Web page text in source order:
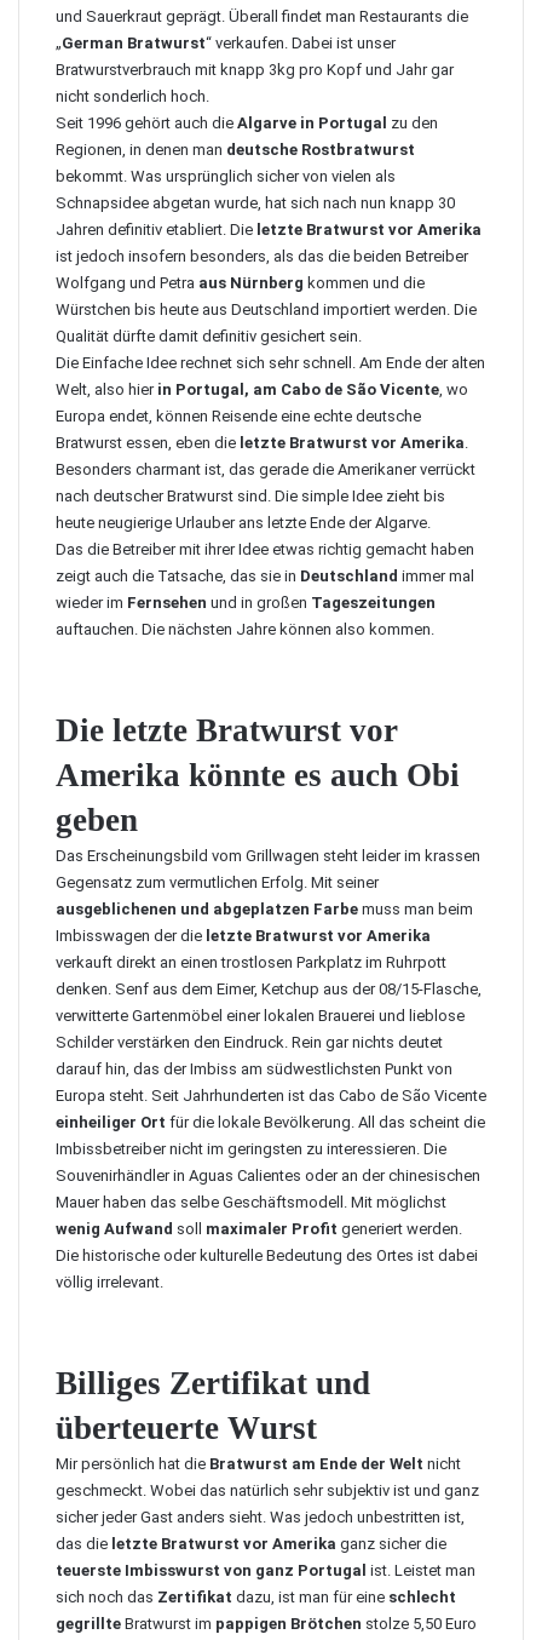
und Sauerkraut geprägt. Überall findet man Restaurants die
„German Bratwurst“ verkaufen. Dabei ist unser
Bratwurstverbrauch mit knapp 3kg pro Kopf und Jahr gar
nicht sonderlich hoch.
Seit 1996 gehört auch die Algarve in Portugal zu den
Regionen, in denen man deutsche Rostbratwurst
bekommt. Was ursprünglich sicher von vielen als
Schnapsidee abgetan wurde, hat sich nach nun knapp 30
Jahren definitiv etabliert. Die letzte Bratwurst vor Amerika
ist jedoch insofern besonders, als das die beiden Betreiber
Wolfgang und Petra aus Nürnberg kommen und die
Würstchen bis heute aus Deutschland importiert werden. Die
Qualität dürfte damit definitiv gesichert sein.
Die Einfache Idee rechnet sich sehr schnell. Am Ende der alten
Welt, also hier in Portugal, am Cabo de São Vicente, wo
Europa endet, können Reisende eine echte deutsche
Bratwurst essen, eben die letzte Bratwurst vor Amerika.
Besonders charmant ist, das gerade die Amerikaner verrückt
nach deutscher Bratwurst sind. Die simple Idee zieht bis
heute neugierige Urlauber ans letzte Ende der Algarve.
Das die Betreiber mit ihrer Idee etwas richtig gemacht haben
zeigt auch die Tatsache, das sie in Deutschland immer mal
wieder im Fernsehen und in großen Tageszeitungen
auftauchen. Die nächsten Jahre können also kommen.
Die letzte Bratwurst vor
Amerika könnte es auch Obi
geben
Das Erscheinungsbild vom Grillwagen steht leider im krassen
Gegensatz zum vermutlichen Erfolg. Mit seiner
ausgeblichenen und abgeplatzen Farbe muss man beim
Imbisswagen der die letzte Bratwurst vor Amerika
verkauft direkt an einen trostlosen Parkplatz im Ruhrpott
denken. Senf aus dem Eimer, Ketchup aus der 08/15-Flasche,
verwitterte Gartenmöbel einer lokalen Brauerei und lieblose
Schilder verstärken den Eindruck. Rein gar nichts deutet
darauf hin, das der Imbiss am südwestlichsten Punkt von
Europa steht. Seit Jahrhunderten ist das Cabo de São Vicente
einheiliger Ort für die lokale Bevölkerung. All das scheint die
Imbissbetreiber nicht im geringsten zu interessieren. Die
Souvenirhändler in Aguas Calientes oder an derchinesischen
Mauerhaben das selbe Geschäftsmodell. Mit möglichst
wenig Aufwand soll maximaler Profit generiert werden.
Die historische oder kulturelle Bedeutung des Ortes ist dabei
völlig irrelevant.
Billiges Zertifikat und
überteuerte Wurst
Mir persönlich hat die Bratwurst am Ende der Welt nicht
geschmeckt. Wobei das natürlich sehr subjektiv ist und ganz
sicher jeder Gast anders sieht. Was jedoch unbestritten ist,
das die letzte Bratwurst vor Amerika ganz sicher die
teuerste Imbisswurst von ganz Portugal ist. Leistet man
sich noch das Zertifikat dazu, ist man für eine schlecht
gegrillte Bratwurst im pappigen Brötchen stolze 5,50 Euro